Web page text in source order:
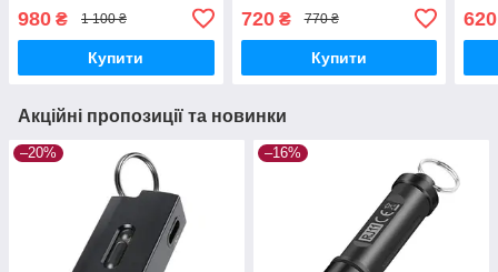
980 ₴ 1 100 ₴
Купити
акумулятор, Type-C
720₴ 770 ₴
Купити
620
Акційні пропозиції та новинки
–20% –16%